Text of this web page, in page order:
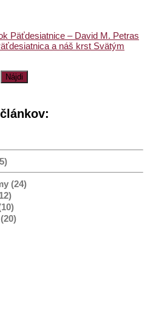
Päťdesiatnice – David M. Petras
a náš krst Svätým
(24)